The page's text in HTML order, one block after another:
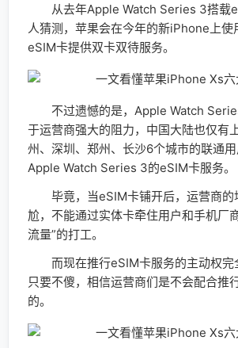
从去年Apple Watch Series 3搭载
人猜测，苹果会在今年的新iPhone上使
eSIM卡提供双卡双待服务。
不过遗憾的是，Apple Watch
于运营商强大的阻力，中国大陆也仅有
州、深圳、郑州、长沙6个城市的联通
Apple Watch Series 3的eSIM卡服务。
毕竟，当eSIM卡铺开后，运营商的
尬，不能通过实体卡牵住用户和手机厂
流量”的打工。
而现在推行eSIM卡服务的主动权完
只要不傻，相信运营商们是不会配合推
的。